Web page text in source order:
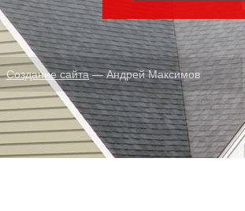
Создание сайта— Андрей Максимов